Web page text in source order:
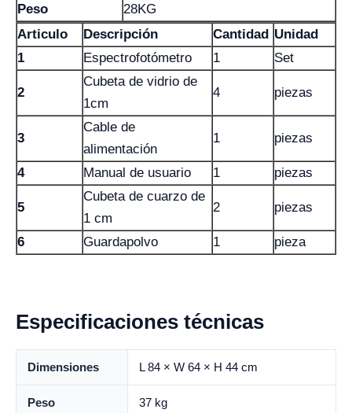
Peso
28KG
Articulo
Descripción Cantidad Unidad
1
Espectrofotómetro 1 Set
2
Cubeta de vidrio de
1cm
4 piezas
3
Cable de
alimentación
1 piezas
4 Manual de usuario 1 piezas
5
Cubeta de cuarzo de
1 cm
2 piezas
6 Guardapolvo 1 pieza
Especificaciones técnicas
Dimensiones L 84 × W 64 × H 44 cm
Peso 37 kg